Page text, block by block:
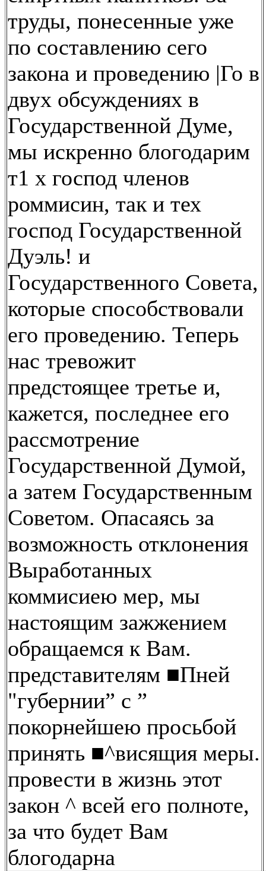
труды, понесенные уже
по составлению сего
закона и проведению |Го в
двух обсуждениях в
Государственной Думе,
мы искренно блогодарим
т1 х господ членов
роммисин, так и тех
господ Государственной
Дуэль! и
Государственного Совета,
которые способствовали
его проведению. Теперь
нас тревожит
предстоящее третье и,
кажется, последнее его
рассмотрение
Государственной Думой,
а затем Государственным
Советом. Опасаясь за
возможность отклонения
Выработанных
коммисиею мер, мы
настоящим зажжением
обращаемся к Вам.
представителям ■Пней
"губернии” с ”
покорнейшею просьбой
принять ■^висящия меры.
провести в жизнь этот
закон ^ всей его полноте,
за что будет Вам
блогодарна